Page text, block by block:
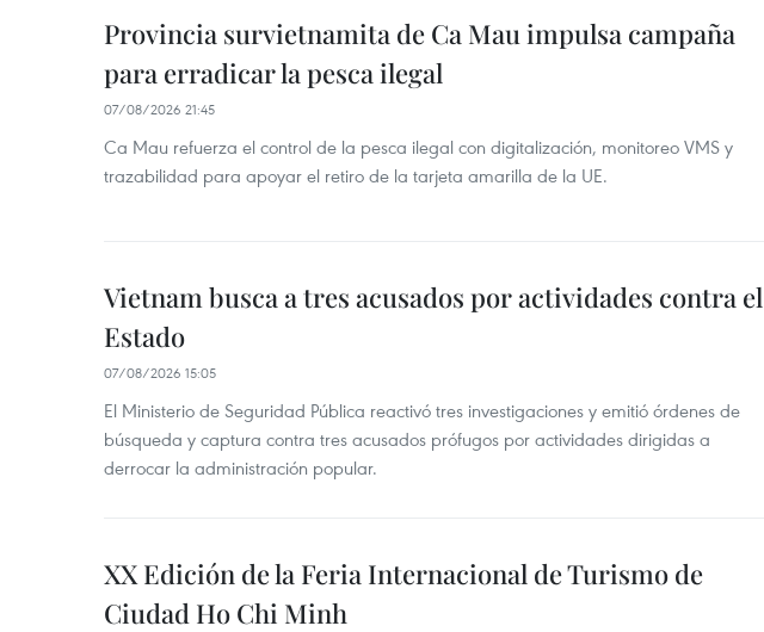
Provincia survietnamita de Ca Mau impulsa campaña
para erradicar la pesca ilegal
07/08/2026 21:45
Ca Mau refuerza el control de la pesca ilegal con digitalización, monitoreo VMS y
trazabilidad para apoyar el retiro de la tarjeta amarilla de la UE.
Vietnam busca a tres acusados por actividades contra el
Estado
07/08/2026 15:05
El Ministerio de Seguridad Pública reactivó tres investigaciones y emitió órdenes de
búsqueda y captura contra tres acusados prófugos por actividades dirigidas a
derrocar la administración popular.
XX Edición de la Feria Internacional de Turismo de
Ciudad Ho Chi Minh